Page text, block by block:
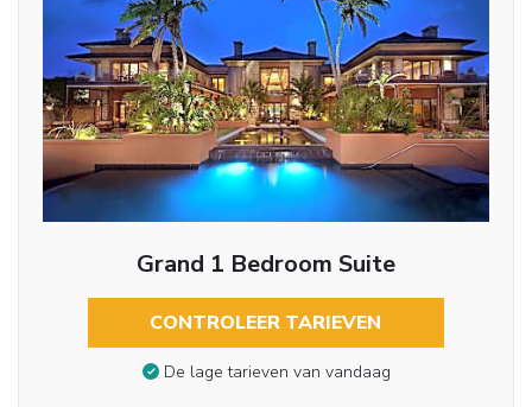
Grand 1 Bedroom Suite
CONTROLEER TARIEVEN
De lage tarieven van vandaag